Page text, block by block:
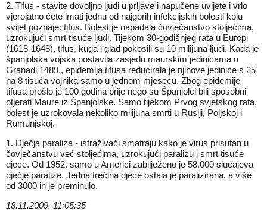
2. Tifus - stavite dovoljno ljudi u prljave i napučene uvijete i vrlo
vjerojatno ćete imati jednu od najgorih infekcijskih bolesti koju
svijet poznaje: tifus. Bolest je napadala čovječanstvo stoljećima,
uzrokujući smrt tisuće ljudi. Tijekom 30-godišnjeg rata u Europi
(1618-1648), tifus, kuga i glad pokosili su 10 milijuna ljudi. Kada je
španjolska vojska postavila zasjedu maurskim jedinicama u
Granadi 1489., epidemija tifusa reducirala je njihove jedinice s 25
na 8 tisuća vojnika samo u jednom mjesecu. Zbog epidemije
tifusa prošlo je 100 godina prije nego su Španjolci bili sposobni
otjerati Maure iz Španjolske. Samo tijekom Prvog svjetskog rata,
bolest je uzrokovala nekoliko milijuna smrti u Rusiji, Poljskoj i
Rumunjskoj.
1. Dječja paraliza - istraživači smatraju kako je virus prisutan u
čovječanstvu već stoljećima, uzrokujući paralizu i smrt tisuće
djece. Od 1952. samo u Americi zabilježeno je 58.000 slučajeva
dječje paralize. Jedna trećina djece ostala je paralizirana, a više
od 3000 ih je preminulo.
18.11.2009. 11:05:35